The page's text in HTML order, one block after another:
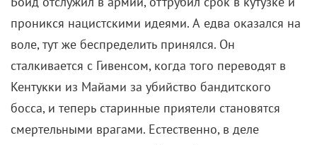
проникся нацистскими идеями. А едва оказался на
воле, тут же беспределить принялся. Он
сталкивается с Гивенсом, когда того переводят в
Кентукки из Майами за убийство бандитского
босса, и теперь старинные приятели становятся
смертельными врагами. Естественно, в деле
замешана и женщина: любовный треугольник